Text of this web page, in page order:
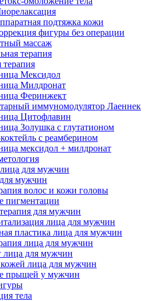
подтяжка кожи
фигуры без операции
массаж
терапия
Мексидол
Милдронат
Феринжект
иммуномодулятор Лаеннек
Цитофлавин
Золушка с глутатионом
с реамберином
мексидол + милдронат
для мужчин
мужчин
волос и кожи головы
пигментации
для мужчин
лица для мужчин
пластика лица для мужчин
лица для мужчин
лица для мужчин
кожей лица для мужчин
прыщей у мужчин
тела